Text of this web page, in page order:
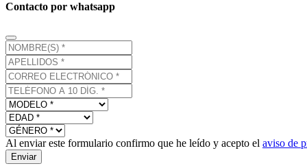
Contacto por whatsapp
Al enviar este formulario confirmo que he leído y acepto el aviso de
Enviar